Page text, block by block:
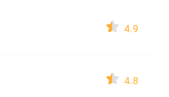
4.9
4.8